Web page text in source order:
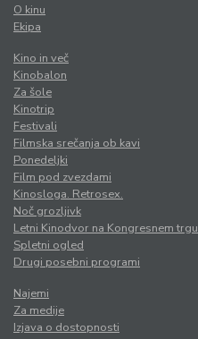
O kinu
Ekipa
Kino in več
Kinobalon
Za šole
Kinotrip
Festivali
Filmska srečanja ob kavi
Ponedeljki
Film pod zvezdami
Kinosloga. Retrosex.
Noč grozljivk
Letni Kinodvor na Kongresnem trgu
Spletni ogled
Drugi posebni programi
Najemi
Za medije
Izjava o dostopnosti